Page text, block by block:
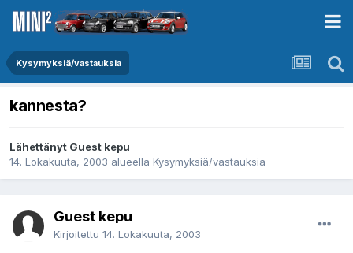
Kysymyksiä/vastauksia
kannesta?
Lähettänyt Guest kepu
14. Lokakuuta, 2003 alueella Kysymyksiä/vastauksia
Guest kepu
Kirjoitettu 14. Lokakuuta, 2003